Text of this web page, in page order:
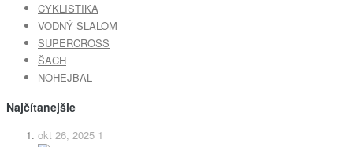
CYKLISTIKA
VODNÝ SLALOM
SUPERCROSS
ŠACH
NOHEJBAL
Najčítanejšie
okt 26, 2025 1